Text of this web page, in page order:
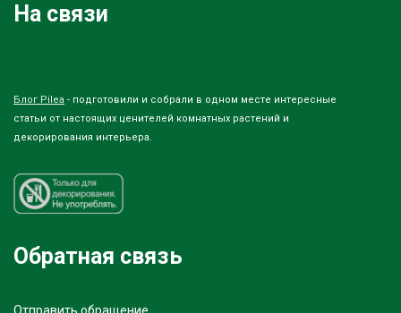
На связи
Блог Pilea - подготовили и собрали в одном месте интересные
статьи от настоящих ценителей комнатных растений и
декорирования интерьера.
Обратная связь